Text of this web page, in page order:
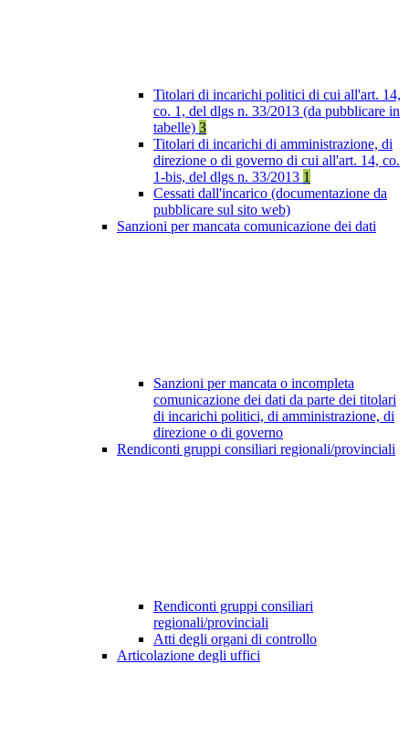
Titolari di incarichi politici di cui all'art. 14,
co. 1, del dlgs n. 33/2013 (da pubblicare in
tabelle) 3
Titolari di incarichi di amministrazione, di
direzione o di governo di cui all'art. 14, co.
1-bis, del dlgs n. 33/2013 1
Cessati dall'incarico (documentazione da
pubblicare sul sito web)
Sanzioni per mancata comunicazione dei dati
Sanzioni per mancata o incompleta
comunicazione dei dati da parte dei titolari
di incarichi politici, di amministrazione, di
direzione o di governo
Rendiconti gruppi consiliari regionali/provinciali
Rendiconti gruppi consiliari
regionali/provinciali
Atti degli organi di controllo
Articolazione degli uffici